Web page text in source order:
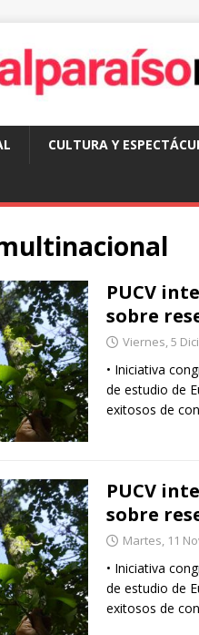
CULTURA Y
PUCV
sobre
Viernes, 5
• Iniciativa
de estudio de
exitosos de
PUCV
sobre
Martes, 11
• Iniciativa
de estudio de
exitosos de